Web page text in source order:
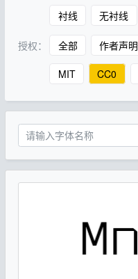
衬线 无衬线
授权： 全部 作者声明
MIT CC0